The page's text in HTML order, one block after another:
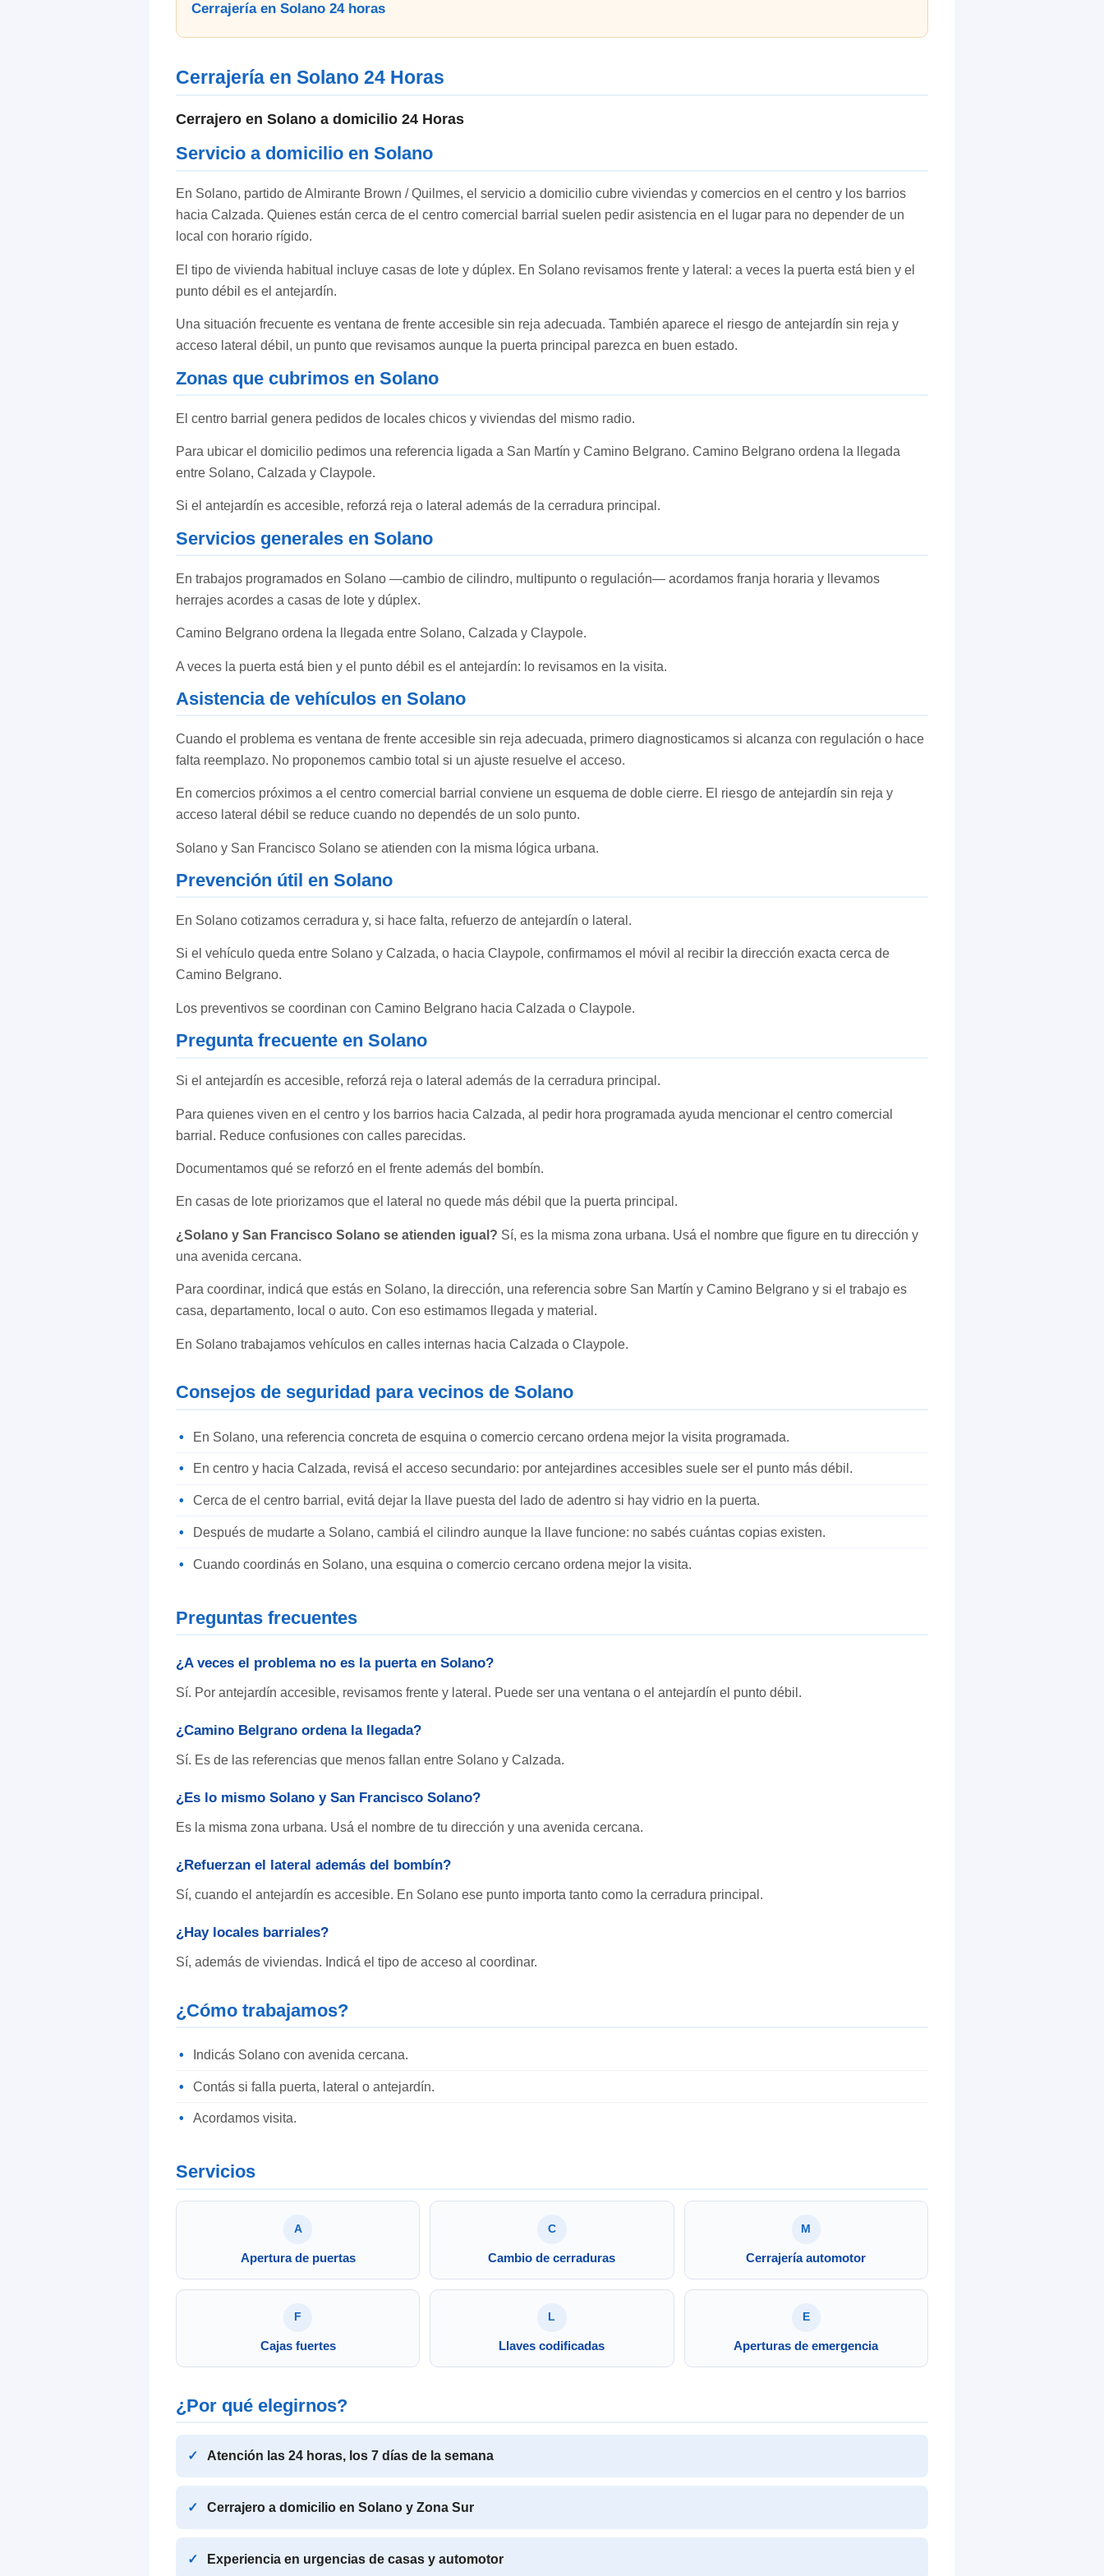
Cerrajería en Solano 24 horas
Cerrajería en Solano 24 Horas
Cerrajero en Solano a domicilio 24 Horas
Servicio a domicilio en Solano
En Solano, partido de Almirante Brown / Quilmes, el servicio a domicilio cubre viviendas y comercios en el centro y los barrios
hacia Calzada. Quienes están cerca de el centro comercial barrial suelen pedir asistencia en el lugar para no depender de un
local con horario rígido.
El tipo de vivienda habitual incluye casas de lote y dúplex. En Solano revisamos frente y lateral: a veces la puerta está bien y el
punto débil es el antejardín.
Una situación frecuente es ventana de frente accesible sin reja adecuada. También aparece el riesgo de antejardín sin reja y
acceso lateral débil, un punto que revisamos aunque la puerta principal parezca en buen estado.
Zonas que cubrimos en Solano
El centro barrial genera pedidos de locales chicos y viviendas del mismo radio.
Para ubicar el domicilio pedimos una referencia ligada a San Martín y Camino Belgrano. Camino Belgrano ordena la llegada
entre Solano, Calzada y Claypole.
Si el antejardín es accesible, reforzá reja o lateral además de la cerradura principal.
Servicios generales en Solano
En trabajos programados en Solano —cambio de cilindro, multipunto o regulación— acordamos franja horaria y llevamos
herrajes acordes a casas de lote y dúplex.
Camino Belgrano ordena la llegada entre Solano, Calzada y Claypole.
A veces la puerta está bien y el punto débil es el antejardín: lo revisamos en la visita.
Asistencia de vehículos en Solano
Cuando el problema es ventana de frente accesible sin reja adecuada, primero diagnosticamos si alcanza con regulación o hace
falta reemplazo. No proponemos cambio total si un ajuste resuelve el acceso.
En comercios próximos a el centro comercial barrial conviene un esquema de doble cierre. El riesgo de antejardín sin reja y
acceso lateral débil se reduce cuando no dependés de un solo punto.
Solano y San Francisco Solano se atienden con la misma lógica urbana.
Prevención útil en Solano
En Solano cotizamos cerradura y, si hace falta, refuerzo de antejardín o lateral.
Si el vehículo queda entre Solano y Calzada, o hacia Claypole, confirmamos el móvil al recibir la dirección exacta cerca de
Camino Belgrano.
Los preventivos se coordinan con Camino Belgrano hacia Calzada o Claypole.
Pregunta frecuente en Solano
Si el antejardín es accesible, reforzá reja o lateral además de la cerradura principal.
Para quienes viven en el centro y los barrios hacia Calzada, al pedir hora programada ayuda mencionar el centro comercial
barrial. Reduce confusiones con calles parecidas.
Documentamos qué se reforzó en el frente además del bombín.
En casas de lote priorizamos que el lateral no quede más débil que la puerta principal.
¿Solano y San Francisco Solano se atienden igual? Sí, es la misma zona urbana. Usá el nombre que figure en tu dirección y
una avenida cercana.
Para coordinar, indicá que estás en Solano, la dirección, una referencia sobre San Martín y Camino Belgrano y si el trabajo es
casa, departamento, local o auto. Con eso estimamos llegada y material.
En Solano trabajamos vehículos en calles internas hacia Calzada o Claypole.
Consejos de seguridad para vecinos de Solano
En Solano, una referencia concreta de esquina o comercio cercano ordena mejor la visita programada.
En centro y hacia Calzada, revisá el acceso secundario: por antejardines accesibles suele ser el punto más débil.
Cerca de el centro barrial, evitá dejar la llave puesta del lado de adentro si hay vidrio en la puerta.
Después de mudarte a Solano, cambiá el cilindro aunque la llave funcione: no sabés cuántas copias existen.
Cuando coordinás en Solano, una esquina o comercio cercano ordena mejor la visita.
Preguntas frecuentes
¿A veces el problema no es la puerta en Solano?
Sí. Por antejardín accesible, revisamos frente y lateral. Puede ser una ventana o el antejardín el punto débil.
¿Camino Belgrano ordena la llegada?
Sí. Es de las referencias que menos fallan entre Solano y Calzada.
¿Es lo mismo Solano y San Francisco Solano?
Es la misma zona urbana. Usá el nombre de tu dirección y una avenida cercana.
¿Refuerzan el lateral además del bombín?
Sí, cuando el antejardín es accesible. En Solano ese punto importa tanto como la cerradura principal.
¿Hay locales barriales?
Sí, además de viviendas. Indicá el tipo de acceso al coordinar.
¿Cómo trabajamos?
Indicás Solano con avenida cercana.
Contás si falla puerta, lateral o antejardín.
Acordamos visita.
Servicios
A
Apertura de puertas
C
Cambio de cerraduras
M
Cerrajería automotor
F
Cajas fuertes
L
Llaves codificadas
E
Aperturas de emergencia
¿Por qué elegirnos?
Atención las 24 horas, los 7 días de la semana
Cerrajero a domicilio en Solano y Zona Sur
Experiencia en urgencias de casas y automotor